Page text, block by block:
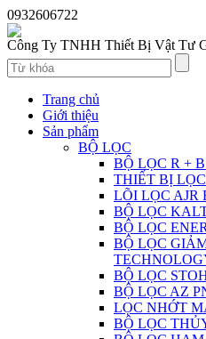
0932606722
Công Ty TNHH Thiết Bị Vật Tư
Trang chủ
Giới thiệu
Sản phẩm
BỘ LỌC
BỘ LỌC R +
THIẾT BỊ
LÕI LỌC AJR
BỘ LỌC
BỘ LỌC
BỘ LỌC
BỘ LỌC
BỘ LỌC AZ
LỌC NHỚT
BỘ LỌC